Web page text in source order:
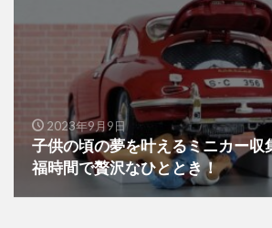
2023年9月9日
子供の頃の夢を叶えるミニカー収
福時間で贅沢なひととき！